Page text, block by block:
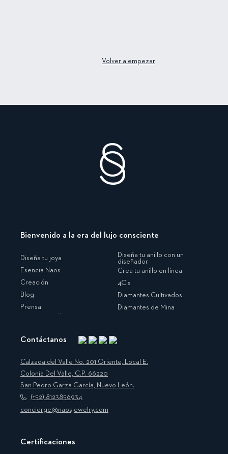
Volver a empezar
Bienvenido a la era del lujo consciente
Diseña tu joya
Esencia Naos
Creación
Blog
Prensa
Diseña tu anillo con un
diseñador
Crea tu anillo en línea
4C's
Diamantes Cultivados
Diamantes de Mina
Contáctanos
Instagram
Facebook
Translation
missing:
es.general.social.links.linkedin
Pinterest
Calzada del Valle No. 201 Oriente, Local E.
Colonia Del Valle, C.P. 66220
San Pedro Garza García, Nuevo León.
(+52) 8123856934
concierge@naosjewelry.com
Certificaciones